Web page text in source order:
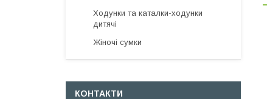
Ходунки та каталки-ходунки
дитячі
Жіночі сумки
КОНТАКТИ